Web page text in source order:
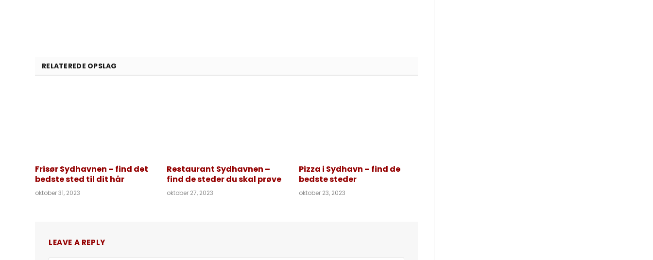
RELATEREDE OPSLAG
Frisør Sydhavnen – find det
bedste sted til dit hår
oktober 31, 2023
Restaurant Sydhavnen –
find de steder du skal prøve
oktober 27, 2023
Pizza i Sydhavn – find de
bedste steder
oktober 23, 2023
LEAVE A REPLY